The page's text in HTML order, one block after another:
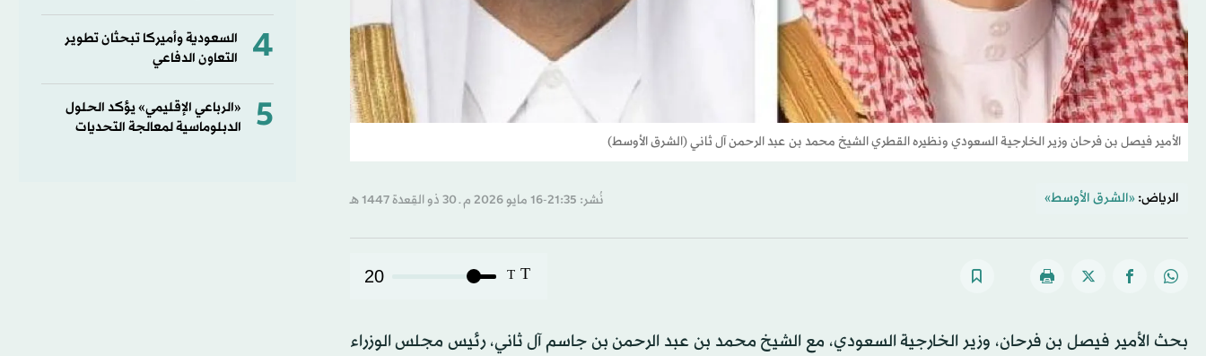
الأمير فيصل بن فرحان وزير الخارجية السعودي ونظيره القطري الشيخ محمد بن عبد الرحمن آل ثاني (الشرق الأوسط)
الرياض: «الشرق الأوسط» نُشر: 21:35-16 مايو 2026 م ـ 30 ذو القِعدة 1447 هـ
T
T
20
بحث الأمير فيصل بن فرحان، وزير الخارجية السعودي، مع الشيخ محمد بن عبد الرحمن بن جاسم آل ثاني، رئيس مجلس الوزراء
4
السعودية وأميركا تبحثان تطوير
التعاون الدفاعي
5
«الرباعي الإقليمي» يؤكد الحلول
الدبلوماسية لمعالجة التحديات